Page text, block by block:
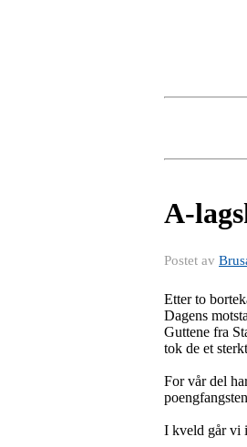
A-
Postet av
Etter to
Dagens
Guttene fra
tok de et
For vår del
I kveld går vi